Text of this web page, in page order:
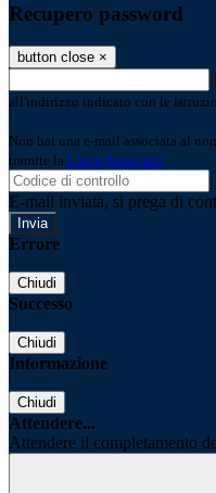
Recupero password
button close ×
all'indirizzo indicato con le
Non hai una e-mail associata al
tramite la Login Spaggiari
E-mail inviata, si prega di
Errore
Chiudi
Successo
Chiudi
Informazione
Chiudi
Attendere...
Attendere il completamento